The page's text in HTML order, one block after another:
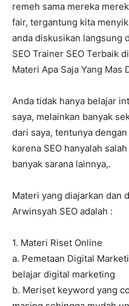
remeh sama mereka
fair, tergantung kita
anda diskusikan langsung
SEO Trainer SEO Terbaik
Materi Apa Saja Yang Mas
Anda tidak hanya belajar
saya, melainkan banyak
dari saya, tentunya
karena SEO hanyalah
banyak sarana lainnya,.
Materi yang diajarkan dan
Arwinsyah SEO adalah :
1. Materi Riset Online
a. Pemetaan Digital
belajar digital marketing
b. Meriset keyword yang